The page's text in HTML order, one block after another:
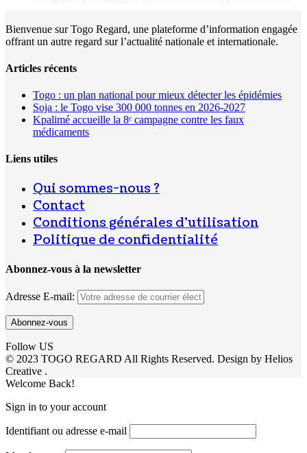
Bienvenue sur Togo Regard, une plateforme d’information engagée
offrant un autre regard sur l’actualité nationale et internationale.
Articles récents
Togo : un plan national pour mieux détecter les épidémies
Soja : le Togo vise 300 000 tonnes en 2026-2027
Kpalimé accueille la 8ᵉ campagne contre les faux
médicaments
Liens utiles
Qui sommes-nous ?
Contact
Conditions générales d’utilisation
Politique de confidentialité
Abonnez-vous à la newsletter
Adresse E-mail:
Follow US
© 2023 TOGO REGARD All Rights Reserved. Design by Helios
Creative .
Welcome Back!
Sign in to your account
Identifiant ou adresse e-mail